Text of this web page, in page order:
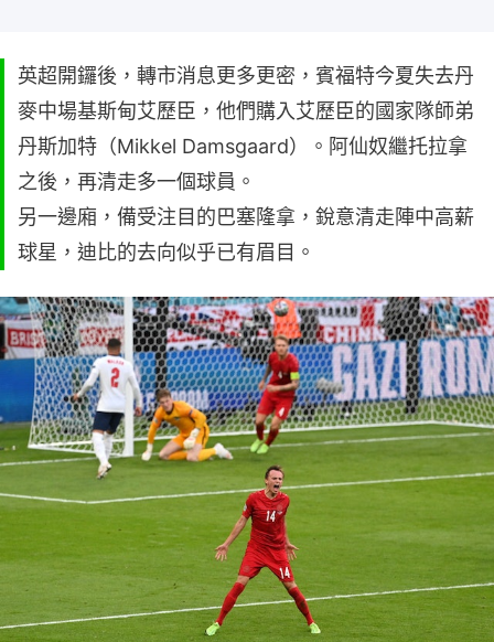
英超開鑼後，轉市消息更多更密，賓福特今夏失去丹
麥中場基斯甸艾歷臣，他們購入艾歷臣的國家隊師弟
丹斯加特（Mikkel Damsgaard）。阿仙奴繼托拉拿
之後，再清走多一個球員。
另一邊廂，備受注目的巴塞隆拿，銳意清走陣中高薪
球星，迪比的去向似乎已有眉目。